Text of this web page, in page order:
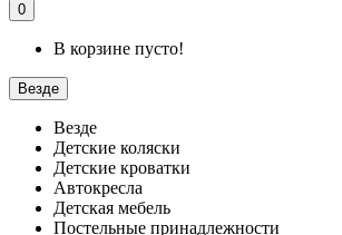
0
В корзине пусто!
Везде
Везде
Детские коляски
Детские кроватки
Автокресла
Детская мебель
Постельные принадлежности